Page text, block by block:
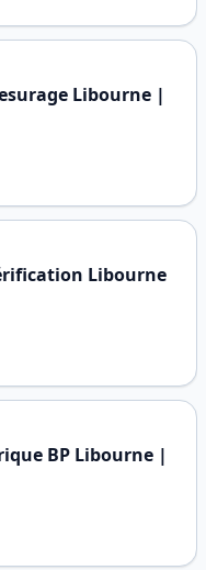
Libourne |
Libourne
BP Libourne |